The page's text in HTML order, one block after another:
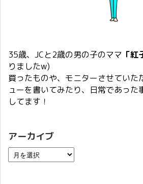
35歳、JCと2歳の男の子のママ 「紅
りましたw)
買ったものや、モニターさせていた
ューを書いてみたり、日常であった
してます！
アーカイブ